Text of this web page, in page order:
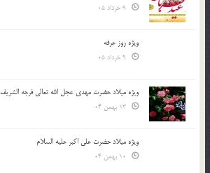
ویژه روز عرفه
ویژه میلاد حضرت مهدی عجل الله تعالی فرجه الشريف
ویژه میلاد حضرت علی اکبر علیه السلام